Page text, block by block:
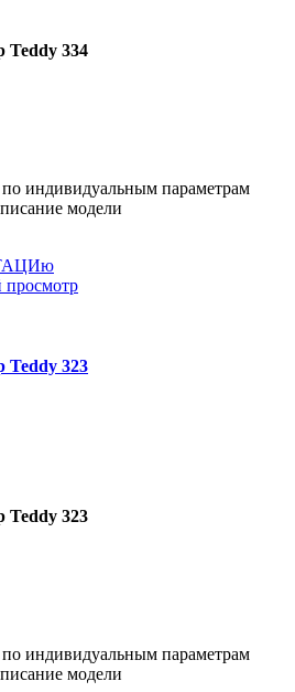
Teddy 334
по индивидуальным параметрам
модели
Teddy 323
Teddy 323
по индивидуальным параметрам
модели